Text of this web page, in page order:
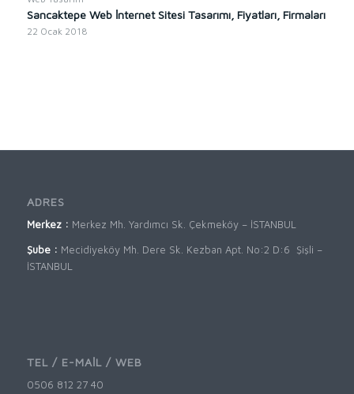
Sancaktepe Web İnternet Sitesi Tasarımı, Fiyatları, Firmaları
22 Ocak 2018
ADRES
Merkez : Merkez Mh. Yardımcı Sk. Çekmeköy – İSTANBUL
Şube : Mecidiyeköy Mh. Dere Sk. Kezban Apt. No:2 D:6 Şişli –
İSTANBUL
TEL / E-MAİL / WEB
0506 812 27 40